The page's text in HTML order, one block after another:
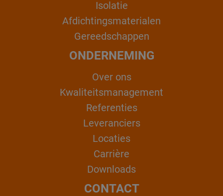
Isolatie
Afdichtingsmaterialen
Gereedschappen
ONDERNEMING
Over ons
Kwaliteitsmanagement
Referenties
Leveranciers
Locaties
Carrière
Downloads
CONTACT